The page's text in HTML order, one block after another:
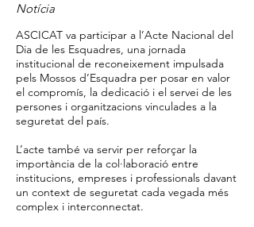
Notícia
ASCICAT va participar a l’Acte Nacional del
Dia de les Esquadres, una jornada
institucional de reconeixement impulsada
pels Mossos d’Esquadra per posar en valor
el compromís, la dedicació i el servei de les
persones i organitzacions vinculades a la
seguretat del país.
L’acte també va servir per reforçar la
importància de la col·laboració entre
institucions, empreses i professionals davant
un context de seguretat cada vegada més
complex i interconnectat.